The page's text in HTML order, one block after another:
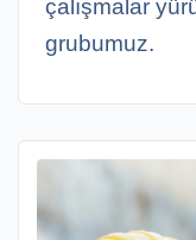
çalışmalar
grubumuz.